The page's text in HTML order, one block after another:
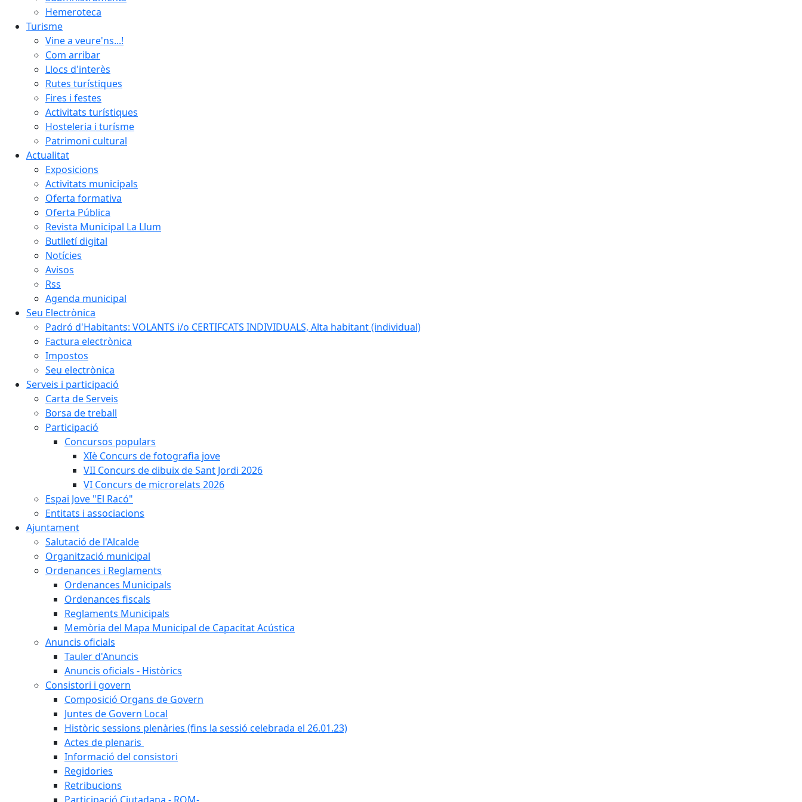
Hemeroteca
Turisme
Vine a veure'ns...!
Com arribar
Llocs d'interès
Rutes turístiques
Fires i festes
Activitats turístiques
Hosteleria i turísme
Patrimoni cultural
Actualitat
Exposicions
Activitats municipals
Oferta formativa
Oferta Pública
Revista Municipal La Llum
Butlletí digital
Notícies
Avisos
Rss
Agenda municipal
Seu Electrònica
Padró d'Habitants: VOLANTS i/o CERTIFCATS INDIVIDUALS, Alta habitant (individual)
Factura electrònica
Impostos
Seu electrònica
Serveis i participació
Carta de Serveis
Borsa de treball
Participació
Concursos populars
XIè Concurs de fotografia jove
VII Concurs de dibuix de Sant Jordi 2026
VI Concurs de microrelats 2026
Espai Jove "El Racó"
Entitats i associacions
Ajuntament
Salutació de l'Alcalde
Organització municipal
Ordenances i Reglaments
Ordenances Municipals
Ordenances fiscals
Reglaments Municipals
Memòria del Mapa Municipal de Capacitat Acústica
Anuncis oficials
Tauler d'Anuncis
Anuncis oficials - Històrics
Consistori i govern
Composició Organs de Govern
Juntes de Govern Local
Històric sessions plenàries (fins la sessió celebrada el 26.01.23)
Actes de plenaris
Informació del consistori
Regidories
Retribucions